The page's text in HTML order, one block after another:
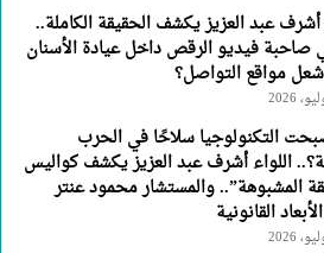
أشرف عبد العزيز يكشف الحقيقة الكاملة..
فيديو الرقص داخل عيادة الأسنان
مواقع التواصل؟
التكنولوجيا سلاحًا في الحرب
اللواء أشرف عبد العزيز يكشف كواليس
المشبوهة”.. والمستشار محمود عنتر
القانونية